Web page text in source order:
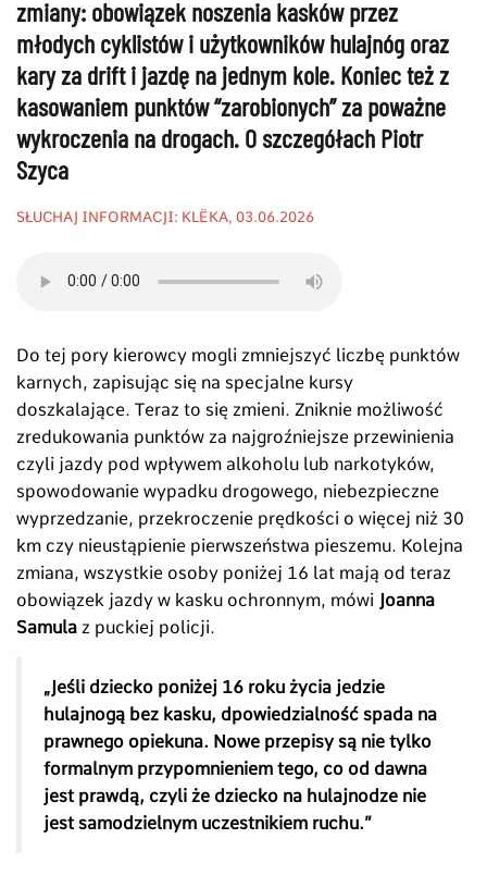
zmiany: obowiązek noszenia kasków przez
młodych cyklistów i użytkowników hulajnóg oraz
kary za drift i jazdę na jednym kole. Koniec też z
kasowaniem punktów “zarobionych” za poważne
wykroczenia na drogach. O szczegółach Piotr
Szyca
SŁUCHAJ INFORMACJI: KLËKA, 03.06.2026
Do tej pory kierowcy mogli zmniejszyć liczbę punktów
karnych, zapisując się na specjalne kursy
doszkalające. Teraz to się zmieni. Zniknie możliwość
zredukowania punktów za najgroźniejsze przewinienia
czyli jazdy pod wpływem alkoholu lub narkotyków,
spowodowanie wypadku drogowego, niebezpieczne
wyprzedzanie, przekroczenie prędkości o więcej niż 30
km czy nieustąpienie pierwszeństwa pieszemu. Kolejna
zmiana, wszystkie osoby poniżej 16 lat mają od teraz
obowiązek jazdy w kasku ochronnym, mówi Joanna
Samula z puckiej policji.
„Jeśli dziecko poniżej 16 roku życia jedzie
hulajnogą bez kasku, dpowiedzialność spada na
prawnego opiekuna. Nowe przepisy są nie tylko
formalnym przypomnieniem tego, co od dawna
jest prawdą, czyli że dziecko na hulajnodze nie
jest samodzielnym uczestnikiem ruchu.”